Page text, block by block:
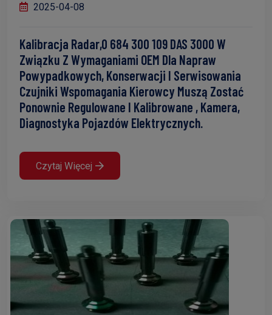
2025-04-08
Kalibracja Radar,0 684 300 109 DAS 3000 W
Związku Z Wymaganiami OEM Dla Napraw
Powypadkowych, Konserwacji I Serwisowania
Czujniki Wspomagania Kierowcy Muszą Zostać
Ponownie Regulowane I Kalibrowane , Kamera,
Diagnostyka Pojazdów Elektrycznych.
Czytaj Więcej